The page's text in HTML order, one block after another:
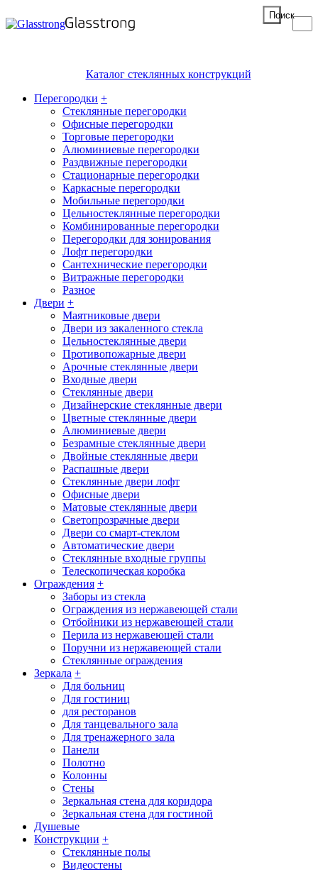
Поиск
Каталог стеклянных конструкций
Перегородки +
Стеклянные перегородки
Офисные перегородки
Торговые перегородки
Алюминиевые перегородки
Раздвижные перегородки
Стационарные перегородки
Каркасные перегородки
Мобильные перегородки
Цельностеклянные перегородки
Комбинированные перегородки
Перегородки для зонирования
Лофт перегородки
Сантехнические перегородки
Витражные перегородки
Разное
Двери +
Маятниковые двери
Двери из закаленного стекла
Цельностеклянные двери
Противопожарные двери
Арочные стеклянные двери
Входные двери
Стеклянные двери
Дизайнерские стеклянные двери
Цветные стеклянные двери
Алюминиевые двери
Безрамные стеклянные двери
Двойные стеклянные двери
Распашные двери
Стеклянные двери лофт
Офисные двери
Матовые стеклянные двери
Светопрозрачные двери
Двери со смарт-стеклом
Автоматические двери
Стеклянные входные группы
Телескопическая коробка
Ограждения +
Заборы из стекла
Ограждения из нержавеющей стали
Отбойники из нержавеющей стали
Перила из нержавеющей стали
Поручни из нержавеющей стали
Стеклянные ограждения
Зеркала +
Для больниц
Для гостиниц
для ресторанов
Для танцевального зала
Для тренажерного зала
Панели
Полотно
Колонны
Стены
Зеркальная стена для коридора
Зеркальная стена для гостиной
Душевые
Конструкции +
Стеклянные полы
Видеостены